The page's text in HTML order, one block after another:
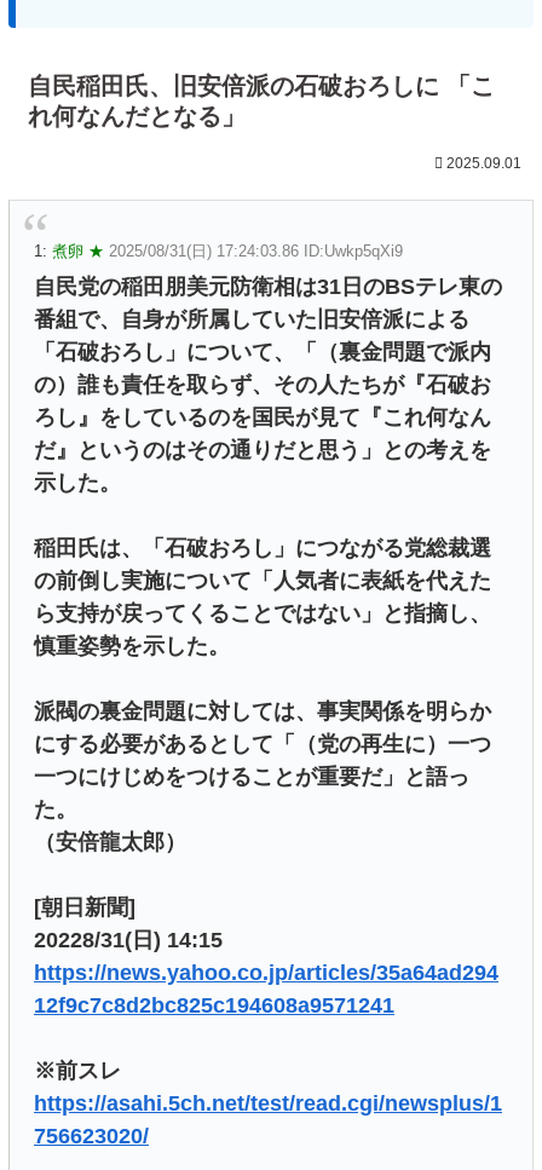
自民稲田氏、旧安倍派の石破おろしに 「こ
れ何なんだとなる」
2025.09.01
1: 煮卵 ★ 2025/08/31(日) 17:24:03.86 ID:Uwkp5qXi9
自民党の稲田朋美元防衛相は31日のBSテレ東の
番組で、自身が所属していた旧安倍派による
「石破おろし」について、「（裏金問題で派内
の）誰も責任を取らず、その人たちが『石破お
ろし』をしているのを国民が見て『これ何なん
だ』というのはその通りだと思う」との考えを
示した。
稲田氏は、「石破おろし」につながる党総裁選
の前倒し実施について「人気者に表紙を代えた
ら支持が戻ってくることではない」と指摘し、
慎重姿勢を示した。
派閥の裏金問題に対しては、事実関係を明らか
にする必要があるとして「（党の再生に）一つ
一つにけじめをつけることが重要だ」と語っ
た。
（安倍龍太郎）
[朝日新聞]
20228/31(日) 14:15
https://news.yahoo.co.jp/articles/35a64ad294
12f9c7c8d2bc825c194608a9571241
※前スレ
https://asahi.5ch.net/test/read.cgi/newsplus/1
756623020/